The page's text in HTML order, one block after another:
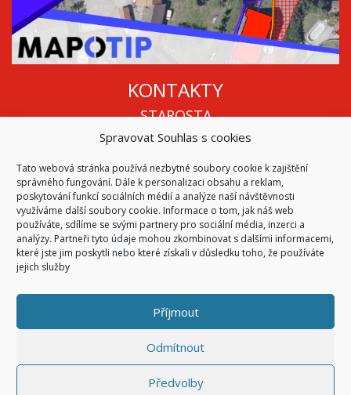
Spravovat Souhlas s cookies
Tato webová stránka používá nezbytné soubory cookie k zajištění
správného fungování. Dále k personalizaci obsahu a reklam,
poskytování funkcí sociálních médií a analýze naší návštěvnosti
využíváme další soubory cookie. Informace o tom, jak náš web
používáte, sdílíme se svými partnery pro sociální média, inzerci a
analýzy. Partneři tyto údaje mohou zkombinovat s dalšími informacemi,
které jste jim poskytli nebo které získali v důsledku toho, že používáte
jejich služby
Příjmout
Odmítnout
Předvolby
KONTAKTY
STAROSTA
Mgr. Roman Vala
info@oukojetice.cz
ÚŘEDNÍ HODINY
Po, St: 15:30 - 16:30
Všechny kontakty | Kde nás najdete
© 2026Obec Kojetice na Moravě
Všechna práva vyhrazena
Code & Design bySymphony Digital